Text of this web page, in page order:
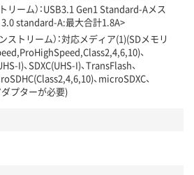
リーム）：USB3.1 Gen1 Standard-Aメス
standard-A:最大合計1.8A>
ストリーム）：対応メディア(1)(SDメモリ
、
I)、SDXC(UHS-I)、TransFlash、
、microSDXC、
プターが必要)